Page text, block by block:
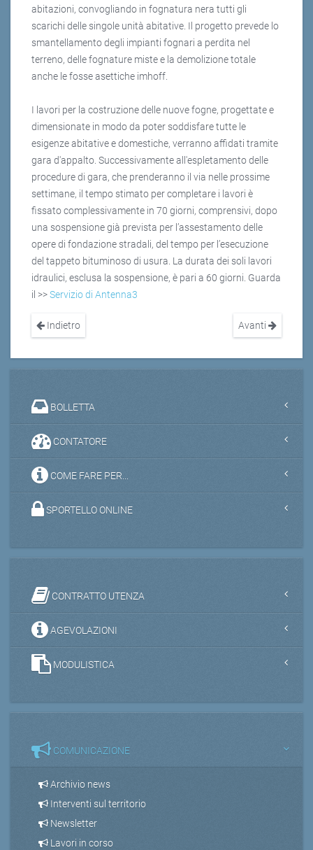
abitazioni, convogliando in fognatura nera tutti gli
scarichi delle singole unità abitative. Il progetto prevede lo
smantellamento degli impianti fognari a perdita nel
terreno, delle fognature miste e la demolizione totale
anche le fosse asettiche imhoff.
I lavori per la costruzione delle nuove fogne, progettate e
dimensionate in modo da poter soddisfare tutte le
esigenze abitative e domestiche, verranno affidati tramite
gara d'appalto. Successivamente all'espletamento delle
procedure di gara, che prenderanno il via nelle prossime
settimane, il tempo stimato per completare i lavori è
fissato complessivamente in 70 giorni, comprensivi, dopo
una sospensione già prevista per l’assestamento delle
opere di fondazione stradali, del tempo per l’esecuzione
del tappeto bituminoso di usura. La durata dei soli lavori
idraulici, esclusa la sospensione, è pari a 60 giorni. Guarda
il >>Servizio di Antenna3
Indietro Avanti
BOLLETTA
CONTATORE
COME FARE PER...
SPORTELLO ONLINE
CONTRATTO UTENZA
AGEVOLAZIONI
MODULISTICA
COMUNICAZIONE
Archivio news
Interventi sul territorio
Newsletter
Lavori in corso